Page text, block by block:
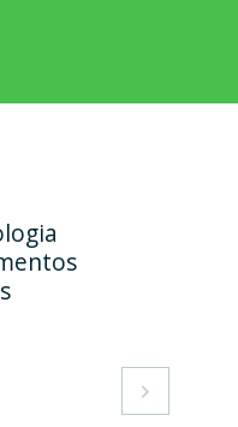
